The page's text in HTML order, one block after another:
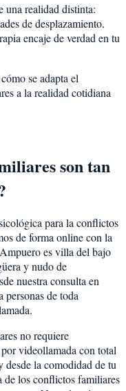
una realidad distinta:
de desplazamiento.
encaje de verdad en tu
se adapta el
a la realidad cotidiana
son tan
para la conflictos
de forma online con la
es villa del bajo
y nudo de
nuestra consulta en
personas de toda
no requiere
videollamada con total
desde la comodidad de tu
los conflictos familiares